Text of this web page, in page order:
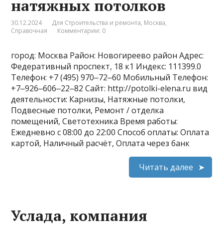
натяжных потолков
30.12.2024 Для Строительства и ремонта, Москва,
Справочная
Комментарии: 0
город: Москва Район: Новогиреево район Адрес:
Федеративный проспект, 18 к1 Индекс: 111399.0
Телефон: +7 (495) 970‒72‒60 Мобильный Телефон:
+7‒926‒606‒22‒82 Сайт: http://potolki-elena.ru вид
деятельности: Карнизы, Натяжные потолки,
Подвесные потолки, Ремонт / отделка
помещений, Светотехника Время работы:
Ежедневно с 08:00 до 22:00 Способ оплаты: Оплата
картой, Наличный расчёт, Оплата через банк
Читать далее
Услада, компания